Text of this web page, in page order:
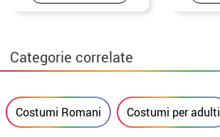
Categorie correlate
Costumi Romani Costumi per adulti